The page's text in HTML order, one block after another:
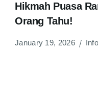
Hikmah Puasa
Orang Tahu!
January 19, 2026